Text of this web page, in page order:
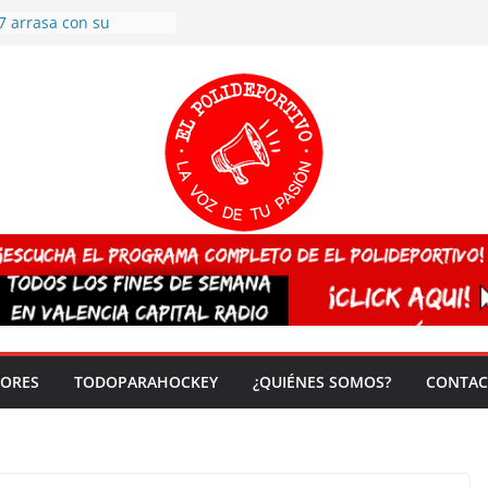
arrasa con su
España sub20
del mundo
vez!
TODOPARAHOCKEY ¿QUIÉNES SOMOS?